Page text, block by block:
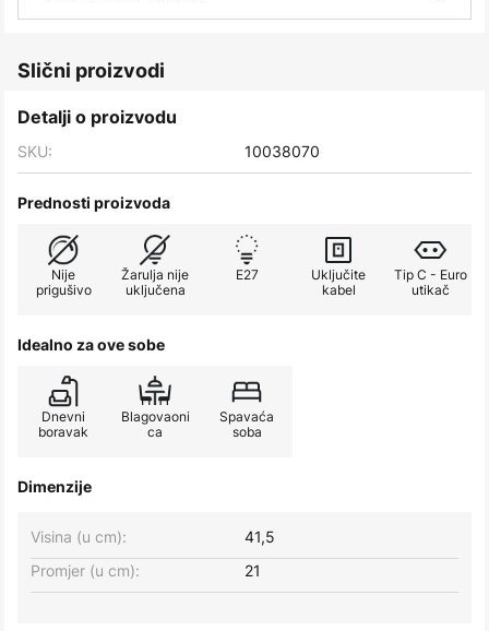
Slični proizvodi
Detalji o proizvodu
SKU: 10038070
Prednosti proizvoda
Nije
prigušivo
Žarulja nije
uključena
E27
Uključite
kabel
Tip C - Euro
utikač
Idealno za ove sobe
Dnevni
boravak
Blagovaoni
ca
Spavaća
soba
Dimenzije
Visina (u cm):
41,5
Promjer (u cm):
21